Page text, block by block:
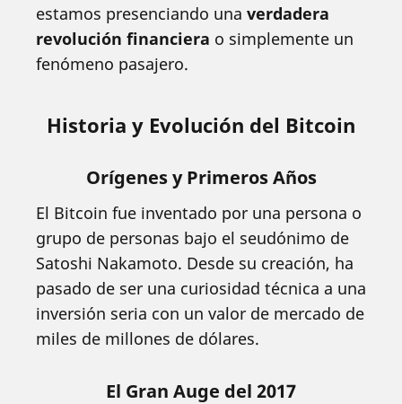
estamos presenciando una verdadera
revolución financiera o simplemente un
fenómeno pasajero.
Historia y Evolución del Bitcoin
Orígenes y Primeros Años
El Bitcoin fue inventado por una persona o
grupo de personas bajo el seudónimo de
Satoshi Nakamoto. Desde su creación, ha
pasado de ser una curiosidad técnica a una
inversión seria con un valor de mercado de
miles de millones de dólares.
El Gran Auge del 2017